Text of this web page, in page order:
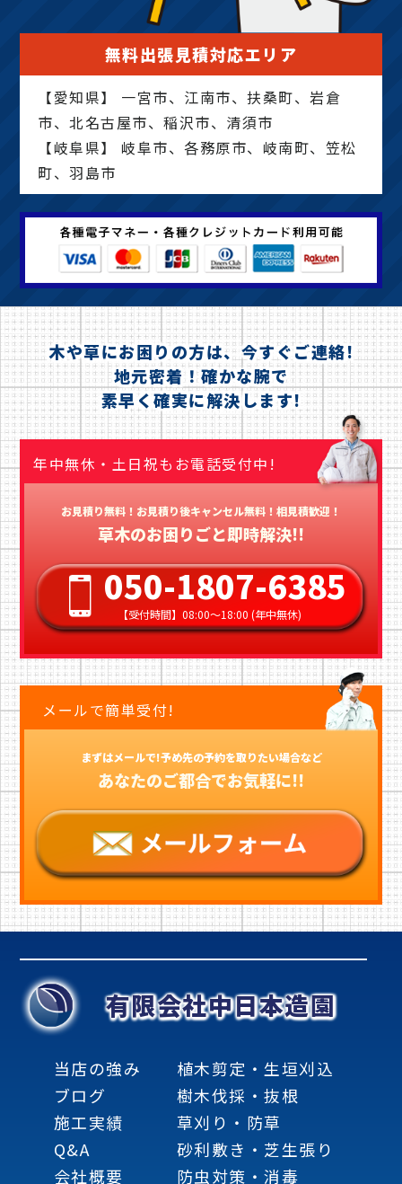
無料出張見積対応エリア
【愛知県】 一宮市、江南市、扶桑町、岩倉
市、北名古屋市、稲沢市、清須市
【岐阜県】 岐阜市、各務原市、岐南町、笠松
町、羽島市
木や草にお困りの方は、今すぐご連絡!
地元密着！確かな腕で
素早く確実に解決します!
年中無休・土日祝もお電話受付中!
お見積り無料！お見積り後キャンセル無料！相見積歓迎！
草木のお困りごと即時解決!!
050-1807-6385
【受付時間】08:00〜18:00 (年中無休)
メールで簡単受付!
まずはメールで!予め先の予約を取りたい場合など
あなたのご都合でお気軽に!!
有限会社中日本造園
当店の強み
ブログ
施工実績
Q&A
会社概要
植木剪定・生垣刈込
樹木伐採・抜根
草刈り・防草
砂利敷き・芝生張り
防虫対策・消毒